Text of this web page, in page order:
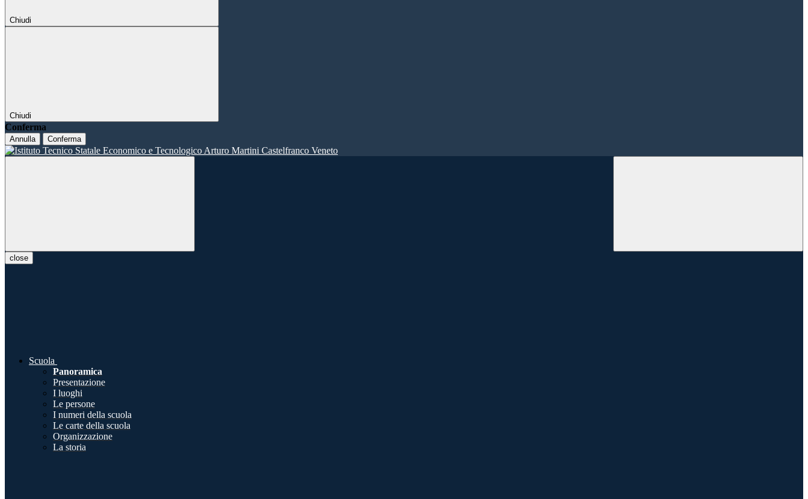
Chiudi
Chiudi
Conferma
Annulla Conferma
close
Scuola
Panoramica
Presentazione
I luoghi
Le persone
I numeri della scuola
Le carte della scuola
Organizzazione
La storia